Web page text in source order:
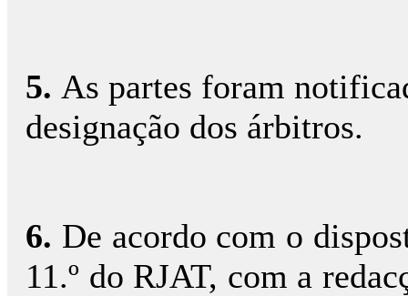
5. As partes foram
designação dos árbitros.
6. De acordo com o
11.º do RJAT, com a